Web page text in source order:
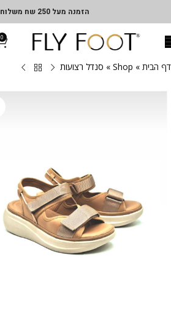
הזמנה מעל 250 שח משלוח חינם.
0
דף הבית »
Shop
» סנדל רצועות